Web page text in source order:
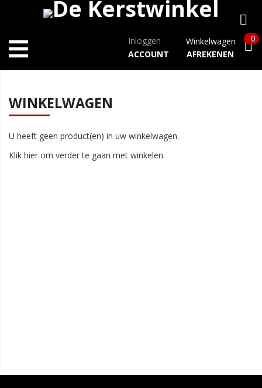
Inloggen
ACCOUNT
Winkelwagen
AFREKENEN
0
WINKELWAGEN
U heeft geen product(en) in uw winkelwagen.
Klik hier om verder te gaan met winkelen.